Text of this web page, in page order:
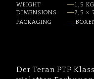
WEIGHT
1,5 KG
DIMENSIONS
7,5 ×
PACKAGING
Der Teran PTP